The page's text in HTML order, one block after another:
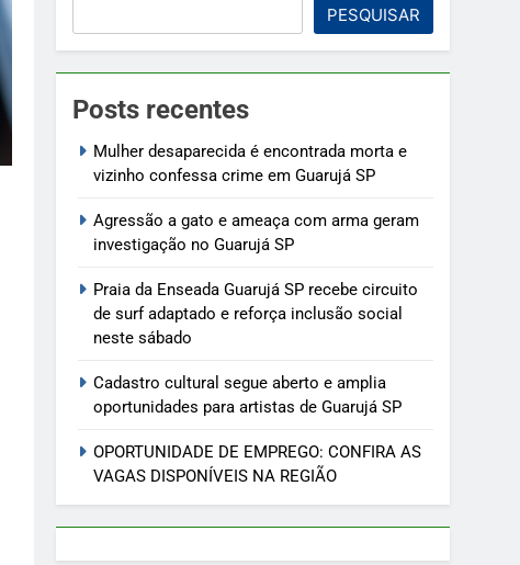
PESQUISAR
Posts recentes
Mulher desaparecida é encontrada morta e
vizinho confessa crime em Guarujá SP
Agressão a gato e ameaça com arma geram
investigação no Guarujá SP
Praia da Enseada Guarujá SP recebe circuito
de surf adaptado e reforça inclusão social
neste sábado
Cadastro cultural segue aberto e amplia
oportunidades para artistas de Guarujá SP
OPORTUNIDADE DE EMPREGO: CONFIRA AS
VAGAS DISPONÍVEIS NA REGIÃO